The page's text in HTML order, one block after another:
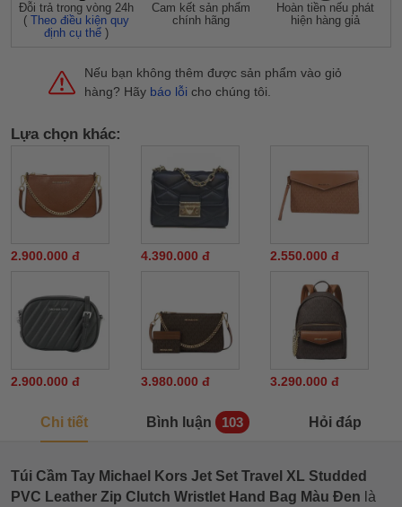
Đỗi trả trong vòng 24h
(Theo điều kiện quy
định cụ thể )
Cam kết sản phẩm
chính hãng
Hoàn tiền nếu phát
hiện hàng giả
Nếu bạn không thêm được sản phẩm vào giỏ
hàng? Hãy báo lỗi cho chúng tôi.
Lựa chọn khác:
2.900.000 đ 4.390.000 đ 2.550.000 đ
2.900.000 đ 3.980.000 đ 3.290.000 đ
Chi tiết Bình luận 103 Hỏi đáp
Túi Cầm Tay Michael Kors Jet Set Travel XL Studded
PVC Leather Zip Clutch Wristlet Hand Bag Màu Đen là